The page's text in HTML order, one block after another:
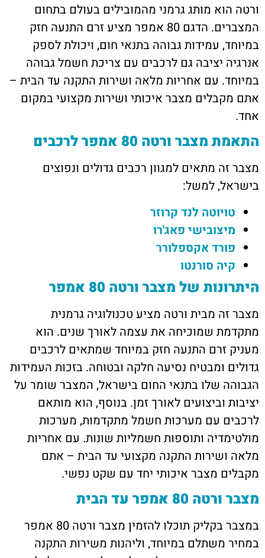
ורטה הוא מותג גרמני מהמובילים בעולם בתחום
המצברים. הדגם 80 אמפר מציע זרם התנעה חזק
במיוחד, עמידות גבוהה בתנאי חום, ויכולת לספק
אנרגיה יציבה גם לרכבים עם צריכת חשמל גבוהה
במיוחד. עם אחריות מלאה ושירות התקנה עד הבית –
אתם מקבלים מצבר איכותי ושירות מקצועי במקום
אחד.
התאמת מצבר ורטה 80 אמפר לרכבים
מצבר זה מתאים למגוון רכבים גדולים ונפוצים
בישראל, למשל:
טויוטה לנד קרוזר
מיצובישי פאג'רו
פורד אקספלורר
קיה סורנטו
היתרונות של מצבר ורטה 80 אמפר
מצבר זה מבית ורטה מציע טכנולוגיה גרמנית
מתקדמת שמוכיחה את עצמה לאורך שנים. הוא
מעניק זרם התנעה חזק במיוחד שמתאים לרכבים
גדולים ומבטיח נסיעה חלקה ובטוחה. בזכות העמידות
הגבוהה שלו בתנאי החום בישראל, המצבר שומר על
יציבות וביצועים לאורך זמן. בנוסף, הוא מותאם
לרכבים עם מערכות חשמל מתקדמות, מערכות
מולטימדיה ותוספות חשמליות שונות. עם אחריות
מלאה ושירות התקנה מקצועי עד הבית – אתם
מקבלים מצבר איכותי יחד עם שקט נפשי.
מצבר ורטה 80 אמפר עד הבית
במצבר בקליק תוכלו להזמין מצבר ורטה 80 אמפר
במחיר משתלם במיוחד, וליהנות משירות התקנה